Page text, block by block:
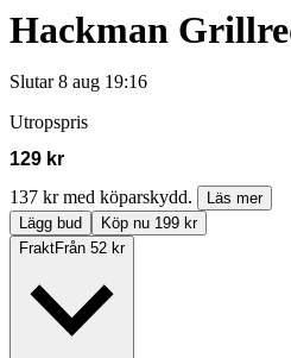
Hackman
Slutar 8 aug 19:16
Utropspris
129 kr
137 kr med köparskydd.
Läs mer
Lägg bud
Köp nu 199 kr
FraktFrån 52 kr